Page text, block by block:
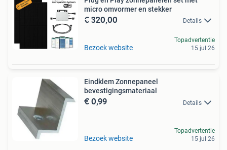
micro omvormer en stekker
€ 320,00 Details
Bezoek website
Topadvertentie
15 jul 26
Eindklem Zonnepaneel
bevestigingsmateriaal
€ 0,99 Details
Bezoek website
Topadvertentie
15 jul 26